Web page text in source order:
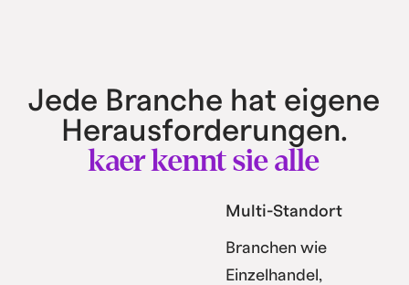
Jede Branche hat eigene
Herausforderungen.
kaer kennt sie alle
Multi-Standort
Branchen wie
Einzelhandel,